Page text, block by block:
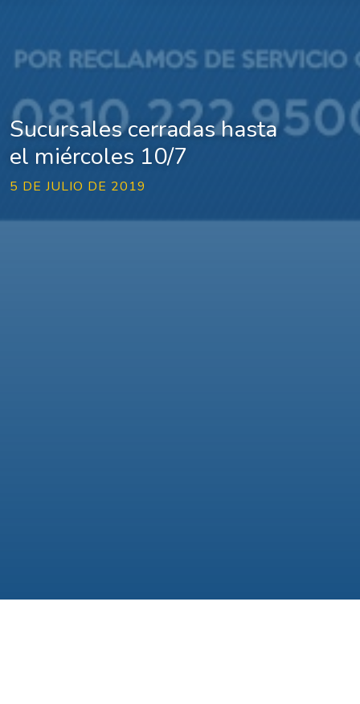
Sucursales cerradas hasta
el miércoles 10/7
5 DE JULIO DE 2019